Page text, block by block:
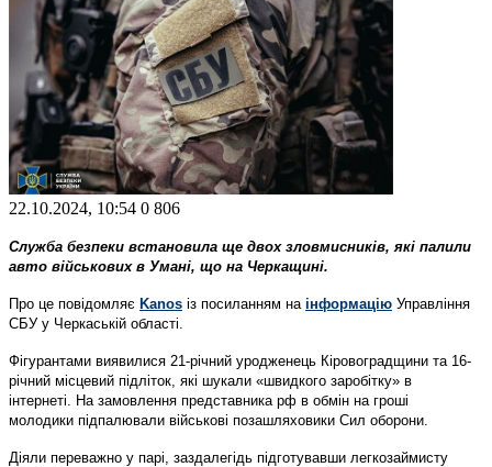
22.10.2024, 10:54 0 806
Служба безпеки встановила ще двох зловмисників, які палили
авто військових в Умані, що на Черкащині.
Про це повідомляє Kanos із посиланням на інформацію Управління
СБУ у Черкаській області.
Фігурантами виявилися 21-річний уродженець Кіровоградщини та 16-
річний місцевий підліток, які шукали «швидкого заробітку» в
інтернеті.
На замовлення представника рф в обмін на гроші
молодики підпалювали військові позашляховики Сил оборони.
Діяли переважно у парі, заздалегідь підготувавши легкозаймисту